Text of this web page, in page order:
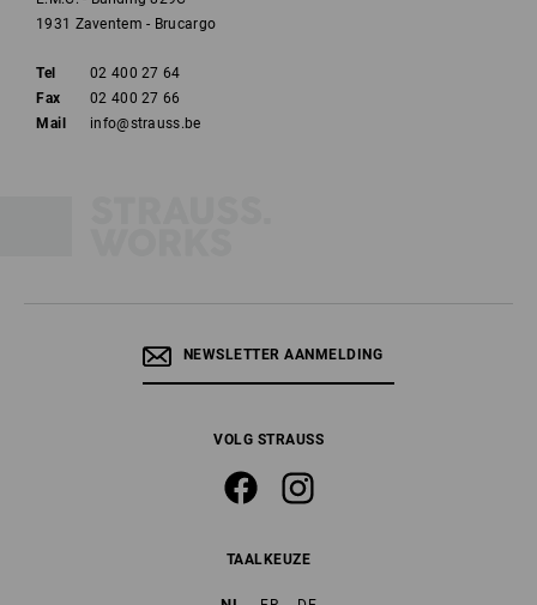
1931 Zaventem - Brucargo
Tel
02 400 27 64
Fax
02 400 27 66
Mail
info@strauss.be
NEWSLETTER AANMELDING
VOLG STRAUSS
TAALKEUZE